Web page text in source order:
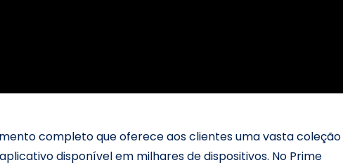
completo que oferece aos clientes uma vasta coleção
disponível em milhares de dispositivos. No Prime